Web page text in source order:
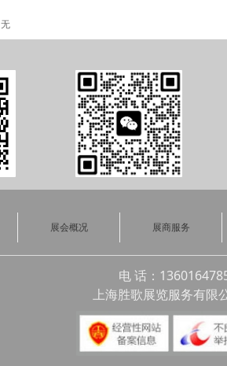
无
展会概况 展商服务
电 话：
上海胜歌展览服务有限